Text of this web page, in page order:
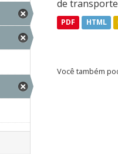
de
PDF HTML
Você também